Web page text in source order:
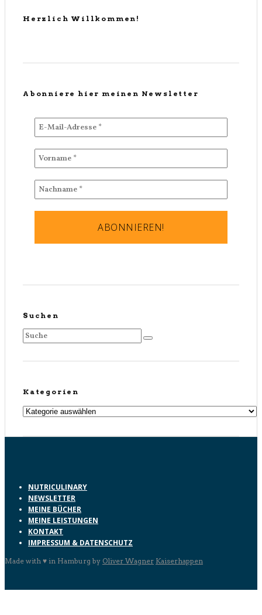
Herzlich Willkommen!
Abonniere hier meinen Newsletter
Suchen
Kategorien
Kategorien
NUTRICULINARY
NEWSLETTER
MEINE BÜCHER
MEINE LEISTUNGEN
KONTAKT
IMPRESSUM & DATENSCHUTZ
Made with ♥ in Hamburg by Oliver Wagner Kaiserhappen